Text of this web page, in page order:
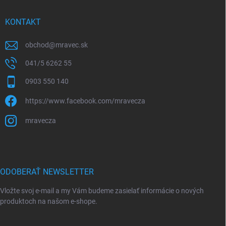
KONTAKT
obchod@mravec.sk
041/5 6262 55
0903 550 140
https://www.facebook.com/mravecza
mravecza
ODOBERAŤ NEWSLETTER
Vložte svoj e-mail a my Vám budeme zasielať informácie o nových
produktoch na našom e-shope.